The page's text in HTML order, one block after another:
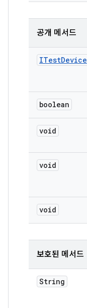
공개 메서드
ITestDevice
boolean
void
void
void
보호된 메서드
String